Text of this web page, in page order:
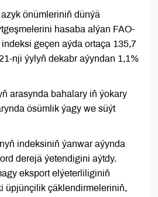
önümleriniň dünýä
hasaba alýan FAO-
geçen aýda ortaça 135,7
nji ýylyň dekabr aýyndan 1,1%
arasynda bahalary iň ýokary
ösümlik ýagy we süýt
indeksiniň ýanwar aýynda
derejä ýetendigini aýtdy.
eksport elýeterliliginiň
üpjünçilik çäklendirmeleriniň,